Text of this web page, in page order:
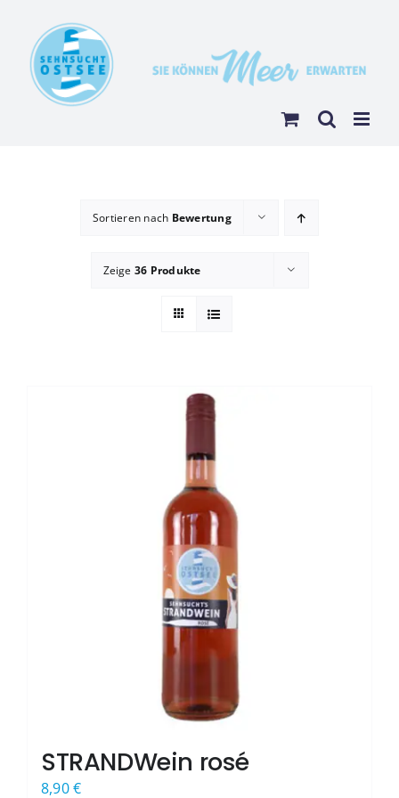
Inhalt
springen
Sortieren nach Bewertung
Zeige 36 Produkte
STRANDWein rosé
8,90€